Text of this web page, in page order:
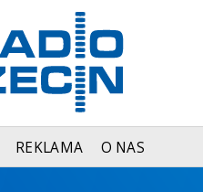
REKLAMA O NAS